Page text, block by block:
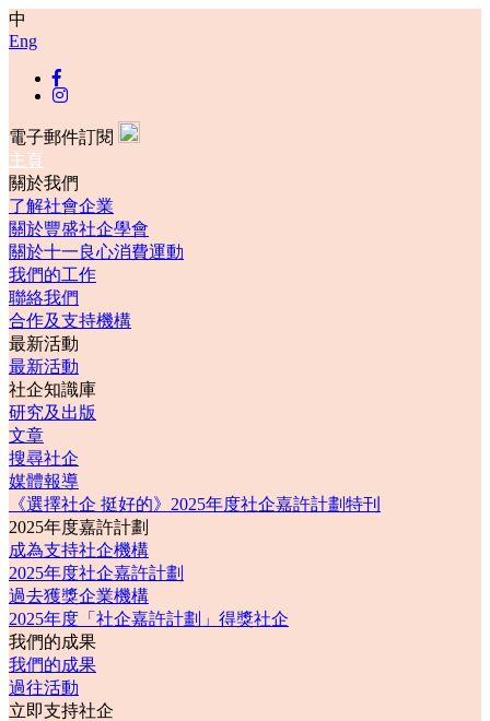
中
Eng
電子郵件訂閱
主頁
關於我們
了解社會企業
關於豐盛社企學會
關於十一良心消費運動
我們的工作
聯絡我們
合作及支持機構
最新活動
最新活動
社企知識庫
研究及出版
文章
搜尋社企
媒體報導
《選擇社企 挺好的》2025年度社企嘉許計劃特刊
2025年度嘉許計劃
成為支持社企機構
2025年度社企嘉許計劃
過去獲獎企業機構
2025年度「社企嘉許計劃」得獎社企
我們的成果
我們的成果
過往活動
立即支持社企